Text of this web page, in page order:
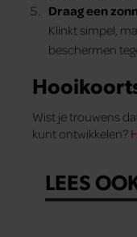
Draag een
Klinkt simpel,
beschermen
Wist je trouwens
kunt ontwikkelen?
LEES